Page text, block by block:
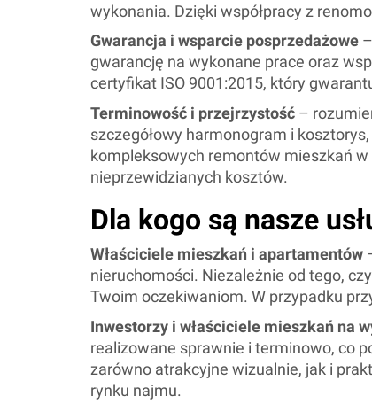
wykonania. Dzięki współpracy z
Gwarancja i wsparcie posprzedażowe
gwarancję na wykonane prace oraz
certyfikat ISO 9001:2015, który
Terminowość i przejrzystość –
szczegółowy harmonogram i
kompleksowych remontów mieszkań
nieprzewidzianych kosztów.
Dla kogo są nasze
Właściciele mieszkań i apartamentów
nieruchomości. Niezależnie od tego,
Twoim oczekiwaniom. W przypadku
Inwestorzy i właściciele mieszkań na
realizowane sprawnie i terminowo, co
zarówno atrakcyjne wizualnie, jak i
rynku najmu.